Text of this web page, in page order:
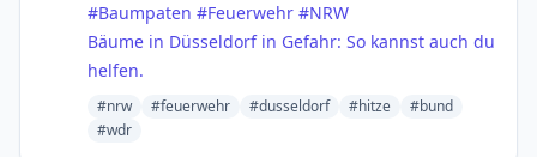
#Baumpaten #Feuerwehr #NRW
Bäume in Düsseldorf in Gefahr: So kannst auch du
helfen.
#nrw #feuerwehr #dusseldorf #hitze
#bund
#wdr